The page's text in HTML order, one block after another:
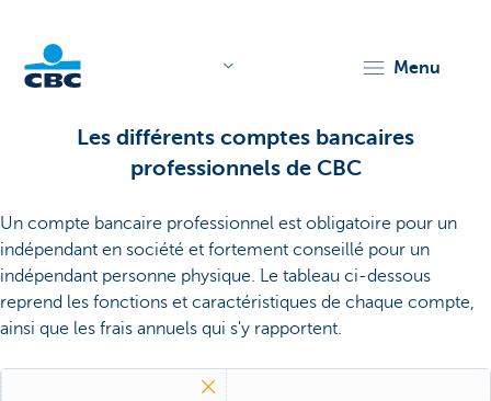
Corporate
menu
Les différents comptes bancaires
professionnels de CBC
Un compte bancaire professionnel est obligatoire pour un
indépendant en société et fortement conseillé pour un
indépendant personne physique. Le tableau ci-dessous
reprend les fonctions et caractéristiques de chaque compte,
ainsi que les frais annuels qui s'y rapportent.